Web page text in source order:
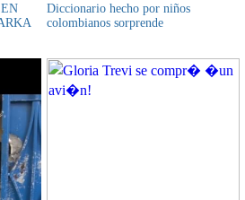
Diccionario hecho por niños
colombianos sorprende